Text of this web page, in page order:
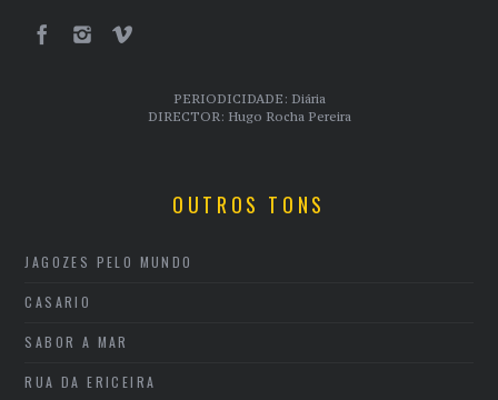
PERIODICIDADE: Diária
DIRECTOR: Hugo Rocha Pereira
OUTROS TONS
JAGOZES PELO MUNDO
CASARIO
SABOR A MAR
RUA DA ERICEIRA